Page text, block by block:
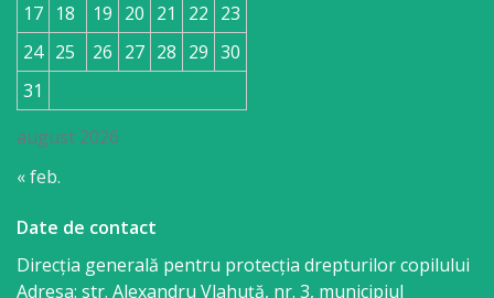
august 2026
17 18 19 20 21 22 23
24 25 26 27 28 29 30
31
« feb.
Date de contact
Direcția generală pentru protecția drepturilor copilului
Adresa: str. Alexandru Vlahuţă, nr. 3, municipiul